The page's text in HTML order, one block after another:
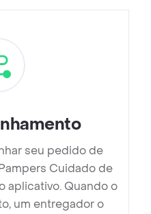
seu pedido de
Cuidado de
aplicativo. Quando o
um entregador o